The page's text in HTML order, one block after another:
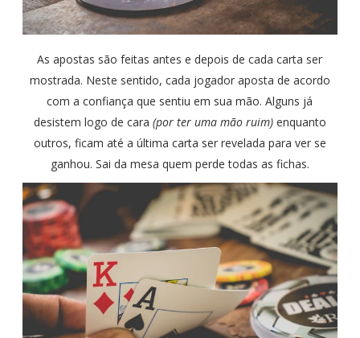
As apostas são feitas antes e depois de cada carta ser
mostrada. Neste sentido, cada jogador aposta de acordo
com a confiança que sentiu em sua mão. Alguns já
desistem logo de cara (por ter uma mão ruim)enquanto
outros, ficam até a última carta ser revelada para ver se
ganhou. Sai da mesa quem perde todas as fichas.